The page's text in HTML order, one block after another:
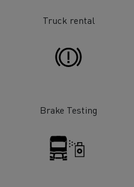
Truck rental
Brake Testing